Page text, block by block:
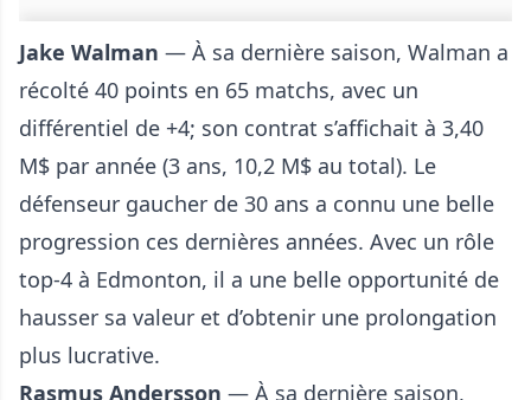
Jake Walman — À sa dernière saison, Walman a
récolté 40 points en 65 matchs, avec un
différentiel de +4; son contrat s’affichait à 3,40
M$ par année (3 ans, 10,2 M$ au total). Le
défenseur gaucher de 30 ans a connu une belle
progression ces dernières années. Avec un rôle
top-4 à Edmonton, il a une belle opportunité de
hausser sa valeur et d’obtenir une prolongation
plus lucrative.
Rasmus Andersson — À sa dernière saison,